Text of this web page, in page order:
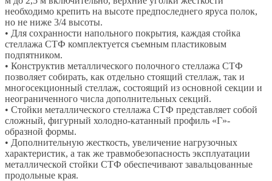
необходимо крепить на высоте предпоследнего яруса полок,
но не ниже 3/4 высоты.
• Для сохранности напольного покрытия, каждая стойка
стеллажа СТФ комплектуется съемным пластиковым
подпятником.
• Конструктив металлического полочного стеллажа СТФ
позволяет собирать, как отдельно стоящий стеллаж, так и
многосекционный стеллаж, состоящий из основной секции и
неограниченного числа дополнительных секций.
• Стойки металлического стеллажа СТФ представляет собой
сложный, фигурный холодно-катанный профиль «Г»-
образной формы.
• Дополнительную жесткость, увеличение нагрузочных
характеристик, а так же травмобезопасность эксплуатации
металлической стойки СТФ обеспечивают завальцованные
продольные края.